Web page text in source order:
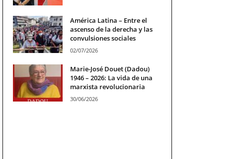
América Latina – Entre el
ascenso de la derecha y las
convulsiones sociales
02/07/2026
Marie-José Douet (Dadou)
1946 – 2026: La vida de una
marxista revolucionaria
30/06/2026